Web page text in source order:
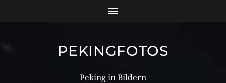
PEKINGFOTOS
Peking in Bildern